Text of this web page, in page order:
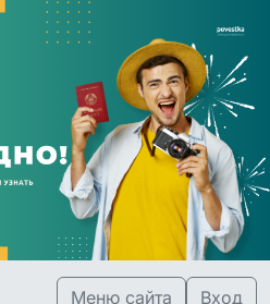
Меню сайта Вход